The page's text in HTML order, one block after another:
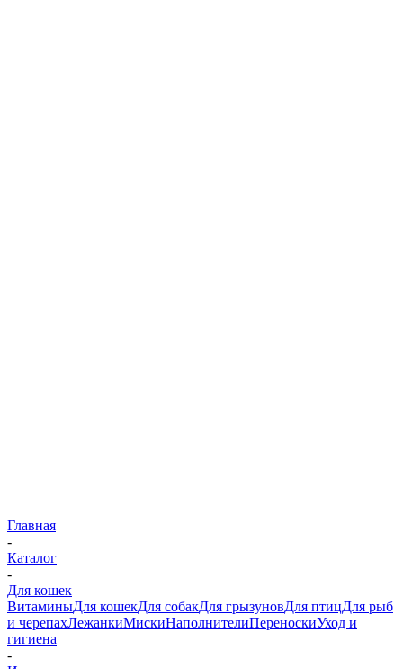
Главная
-
Каталог
-
Для кошек
ВитаминыДля кошекДля собакДля грызуновДля птицДля рыб
и черепахЛежанкиМискиНаполнителиПереноскиУход и
гигиена
-